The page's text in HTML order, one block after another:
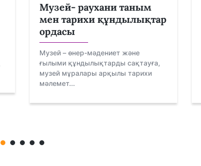
Музей- раухани таным
мен тарихи құндылықтар
ордасы
Музей – өнер-мәдениет және
ғылыми құндылықтарды сақтауға,
музей мұралары арқылы тарихи
мәлемет...